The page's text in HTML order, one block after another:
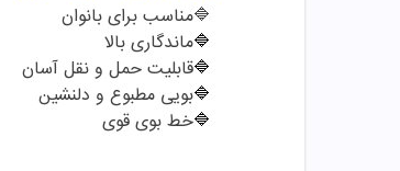
🔷مناسب برای بانوان
🔷ماندگاری بالا
🔷قابلیت حمل و نقل آسان
🔷بویی مطبوع و دلنشین
🔷خط بوی قوی